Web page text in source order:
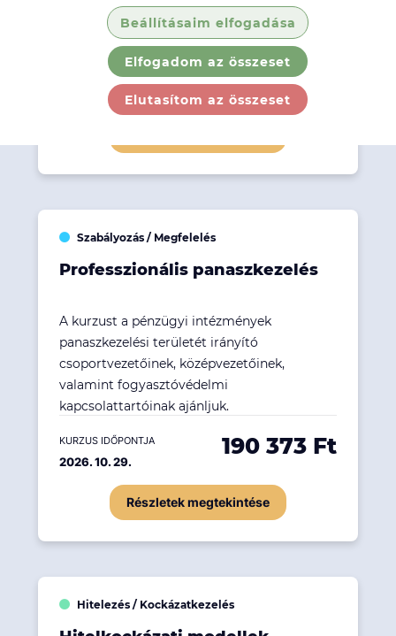
Beállításaim elfogadása
Elfogadom az összeset
Elutasítom az összeset
elemzésének alapjai.
KURZUS IDŐPONTJA
Kezdés 2026. 09. 26...
145 923 Ft
Szabályozás / Megfelelés
Professzionális panaszkezelés
A kurzust a pénzügyi intézmények
panaszkezelési területét irányító
csoportvezetőinek, középvezetőinek,
valamint fogyasztóvédelmi
kapcsolattartóinak ajánljuk.
KURZUS IDŐPONTJA
2026. 10. 29.
190 373 Ft
Részletek megtekintése
Hitelezés / Kockázatkezelés